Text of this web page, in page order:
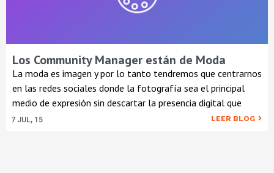
Los Community Manager están de Moda
7 JUL, 15
La moda es imagen y por lo tanto tendremos que centrarnos
en las redes sociales donde la fotografía sea el principal
medio de expresión sin descartar la presencia digital que
LEER BLOG